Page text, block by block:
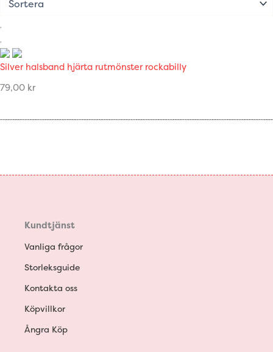
Silver halsband hjärta rutmönster rockabilly
79,00 kr
Kundtjänst
Vanliga frågor
Storleksguide
Kontakta oss
Köpvillkor
Ångra Köp